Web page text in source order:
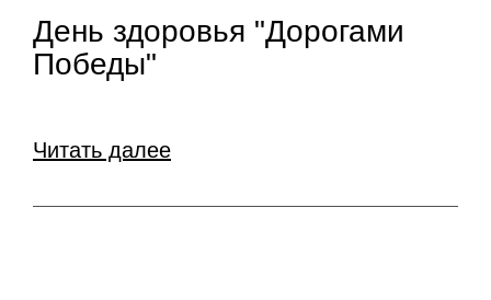
День здоровья "Дорогами
Победы"
Читать далее